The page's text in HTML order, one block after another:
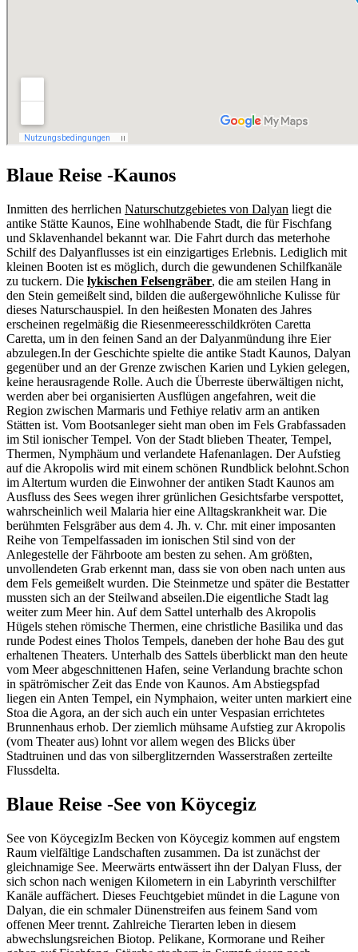
Blaue Reise -Kaunos
Inmitten des herrlichen Naturschutzgebietes von Dalyan liegt die
antike Stätte Kaunos, Eine wohlhabende Stadt, die für Fischfang
und Sklavenhandel bekannt war. Die Fahrt durch das meterhohe
Schilf des Dalyanflusses ist ein einzigartiges Erlebnis. Lediglich mit
kleinen Booten ist es möglich, durch die gewundenen Schilfkanäle
zu tuckern. Die lykischen Felsengräber, die am steilen Hang in
den Stein gemeißelt sind, bilden die außergewöhnliche Kulisse für
dieses Naturschauspiel. In den heißesten Monaten des Jahres
erscheinen regelmäßig die Riesenmeeresschildkröten Caretta
Caretta, um in den feinen Sand an der Dalyanmündung ihre Eier
abzulegen.In der Geschichte spielte die antike Stadt Kaunos, Dalyan
gegenüber und an der Grenze zwischen Karien und Lykien gelegen,
keine herausragende Rolle. Auch die Überreste überwältigen nicht,
werden aber bei organisierten Ausflügen angefahren, weit die
Region zwischen Marmaris und Fethiye relativ arm an antiken
Stätten ist. Vom Bootsanleger sieht man oben im Fels Grabfassaden
im Stil ionischer Tempel. Von der Stadt blieben Theater, Tempel,
Thermen, Nymphäum und verlandete Hafenanlagen. Der Aufstieg
auf die Akropolis wird mit einem schönen Rundblick belohnt.Schon
im Altertum wurden die Einwohner der antiken Stadt Kaunos am
Ausfluss des Sees wegen ihrer grünlichen Gesichtsfarbe verspottet,
wahrscheinlich weil Malaria hier eine Alltagskrankheit war. Die
berühmten Felsgräber aus dem 4. Jh. v. Chr. mit einer imposanten
Reihe von Tempelfassaden im ionischen Stil sind von der
Anlegestelle der Fährboote am besten zu sehen. Am größten,
unvollendeten Grab erkennt man, dass sie von oben nach unten aus
dem Fels gemeißelt wurden. Die Steinmetze und später die Bestatter
mussten sich an der Steilwand abseilen.Die eigentliche Stadt lag
weiter zum Meer hin. Auf dem Sattel unterhalb des Akropolis
Hügels stehen römische Thermen, eine christliche Basilika und das
runde Podest eines Tholos Tempels, daneben der hohe Bau des gut
erhaltenen Theaters. Unterhalb des Sattels überblickt man den heute
vom Meer abgeschnittenen Hafen, seine Verlandung brachte schon
in spätrömischer Zeit das Ende von Kaunos. Am Abstiegspfad
liegen ein Anten Tempel, ein Nymphaion, weiter unten markiert eine
Stoa die Agora, an der sich auch ein unter Vespasian errichtetes
Brunnenhaus erhob. Der ziemlich mühsame Aufstieg zur Akropolis
(vom Theater aus) lohnt vor allem wegen des Blicks über
Stadtruinen und das von silberglitzernden Wasserstraßen zerteilte
Flussdelta.
Blaue Reise -See von Köycegiz
See von KöycegizIm Becken von Köycegiz kommen auf engstem
Raum vielfältige Landschaften zusammen. Da ist zunächst der
gleichnamige See. Meerwärts entwässert ihn der Dalyan Fluss, der
sich schon nach wenigen Kilometern in ein Labyrinth verschilfter
Kanäle auffächert. Dieses Feuchtgebiet mündet in die Lagune von
Dalyan, die ein schmaler Dünenstreifen aus feinem Sand vom
offenen Meer trennt. Zahlreiche Tierarten leben in diesem
abwechslungsreichen Biotop. Pelikane, Kormorane und Reiher